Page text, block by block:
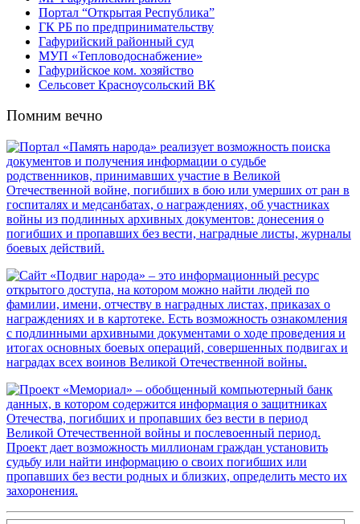
Портал “Открытая Республика”
ГК РБ по предпринимательству
Гафурийский районный суд
МУП «Тепловодоснабжение»
Гафурийское ком. хозяйство
Сельсовет Красноусольский ВК
Помним вечно